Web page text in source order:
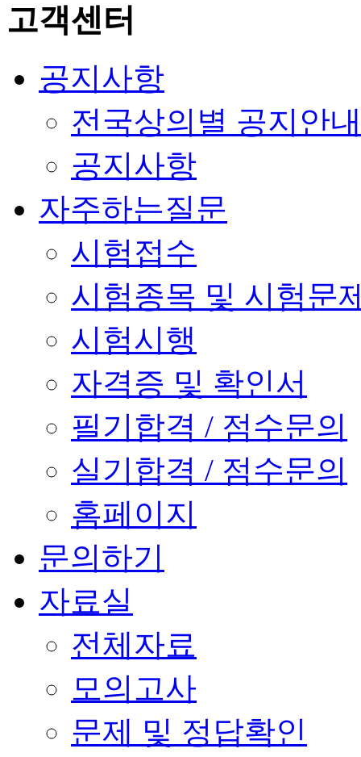
고객센터
공지사항
전국상의별 공지안내
공지사항
자주하는질문
시험접수
시험종목 및 시험문
시험시행
자격증 및 확인서
필기합격 / 점수문의
실기합격 / 점수문의
홈페이지
문의하기
자료실
전체자료
모의고사
문제 및 정답확인